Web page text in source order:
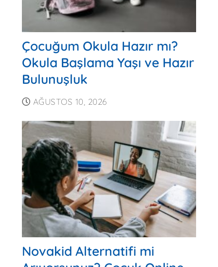
Çocuğum Okula Hazır mı?
Okula Başlama Yaşı ve Hazır
Bulunuşluk
AĞUSTOS 10, 2026
Novakid Alternatifi mi